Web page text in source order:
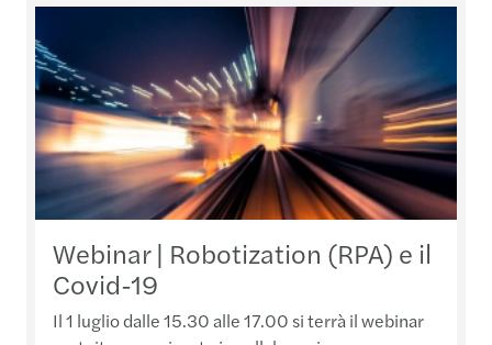
Webinar | Robotization (RPA) e il
Covid-19
Il 1 luglio dalle 15.30 alle 17.00 si terrà il webinar